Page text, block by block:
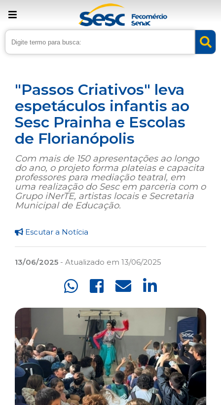
› Home › Noticias
"Passos Criativos" leva
espetáculos infantis ao
Sesc Prainha e Escolas
de Florianópolis
Com mais de 150 apresentações ao longo
do ano, o projeto forma plateias e capacita
professores para mediação teatral, em
uma realização do Sesc em parceria com o
Grupo iNerTE, artistas locais e Secretaria
Municipal de Educação.
Escutar a Notícia
13/06/2025 - Atualizado em 13/06/2025